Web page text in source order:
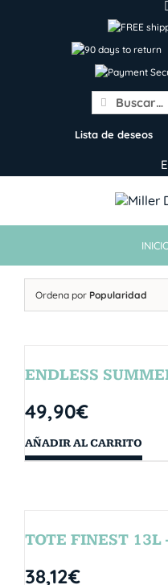
Search
for:
Lista de deseos
Ordena por Popularidad
ENDLESS
49,90€
AÑADIR AL CARRITO
TOTE FINEST
38,12€